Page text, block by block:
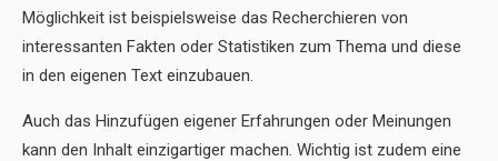
Möglichkeit ist beispielsweise das Recherchieren von
interessanten Fakten oder Statistiken zum Thema und diese
in den eigenen Text einzubauen.
Auch das Hinzufügen eigener Erfahrungen oder Meinungen
kann den Inhalt einzigartiger machen. Wichtig ist zudem eine